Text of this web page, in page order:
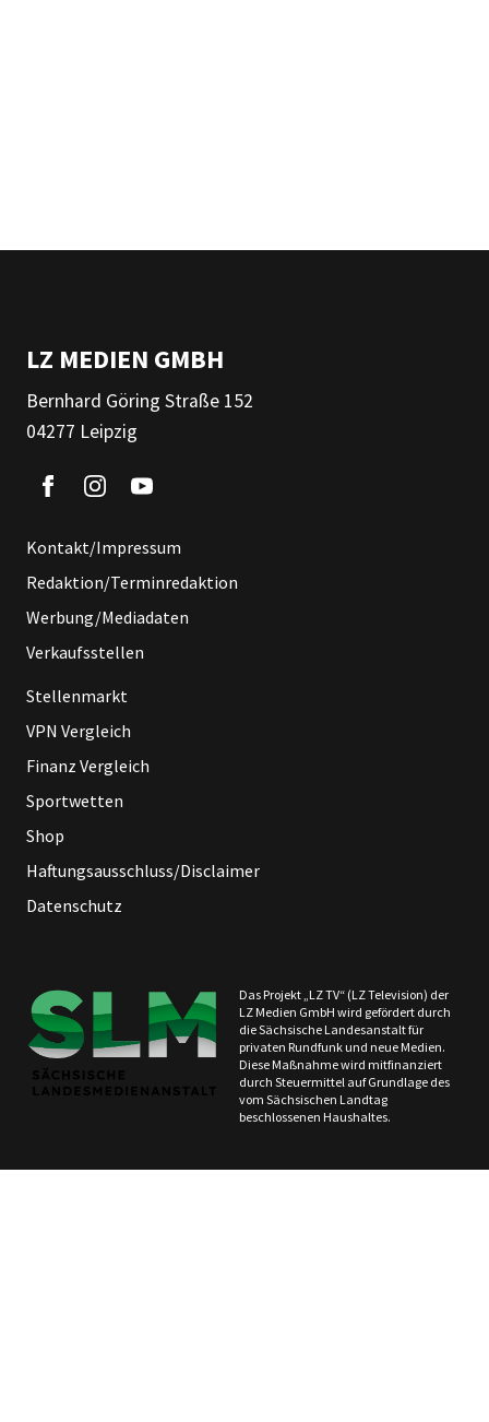
LZ MEDIEN GMBH
Bernhard Göring Straße 152
04277 Leipzig
Kontakt/Impressum
Redaktion/Terminredaktion
Werbung/Mediadaten
Verkaufsstellen
Stellenmarkt
VPN Vergleich
Finanz Vergleich
Sportwetten
Shop
Haftungsausschluss/Disclaimer
Datenschutz
Das Projekt „LZ TV“ (LZ Television) der
LZ Medien GmbH wird gefördert durch
die Sächsische Landesanstalt für
privaten Rundfunk und neue Medien.
Diese Maßnahme wird mitfinanziert
durch Steuermittel auf Grundlage des
vom Sächsischen Landtag
beschlossenen Haushaltes.